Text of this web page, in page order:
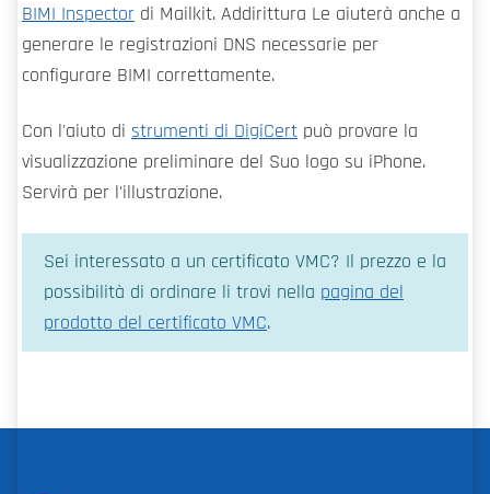
BIMI Inspector di Mailkit. Addirittura Le aiuterà anche a
generare le registrazioni DNS necessarie per
configurare BIMI correttamente.
Con l'aiuto di strumenti di DigiCert può provare la
visualizzazione preliminare del Suo logo su iPhone.
Servirà per l'illustrazione.
Sei interessato a un certificato VMC? Il prezzo e la
possibilità di ordinare li trovi nella pagina del
prodotto del certificato VMC.